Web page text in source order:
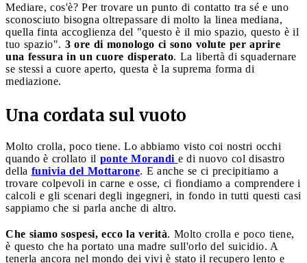
Mediare, cos'è? Per trovare un punto di contatto tra sé e uno
sconosciuto bisogna oltrepassare di molto la linea mediana,
quella finta accoglienza del "questo è il mio spazio, questo è il
tuo spazio". 3 ore di monologo ci sono volute per aprire
una fessura in un cuore disperato. La libertà di squadernare
se stessi a cuore aperto, questa è la suprema forma di
mediazione.
Una cordata sul vuoto
Molto crolla, poco tiene. Lo abbiamo visto coi nostri occhi
quando è crollato il ponte Morandi e di nuovo col disastro
della funivia del Mottarone. E anche se ci precipitiamo a
trovare colpevoli in carne e osse, ci fiondiamo a comprendere i
calcoli e gli scenari degli ingegneri, in fondo in tutti questi casi
sappiamo che si parla anche di altro.
Che siamo sospesi, ecco la verità. Molto crolla e poco tiene,
è questo che ha portato una madre sull'orlo del suicidio. A
tenerla ancora nel mondo dei vivi è stato il recupero lento e